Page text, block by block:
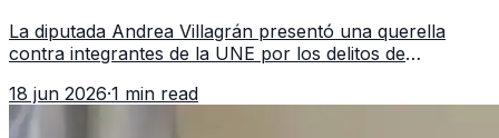
La diputada Andrea Villagrán presentó una querella
contra integrantes de la UNE por los delitos de
18 jun 2026·1 min read